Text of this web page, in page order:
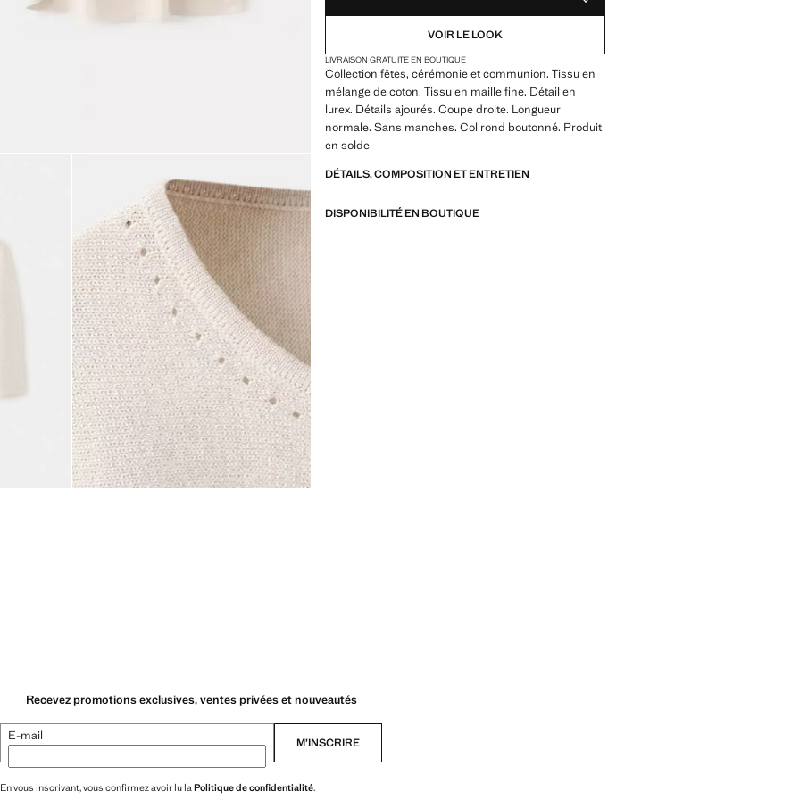
VOIR LE LOOK
LIVRAISON GRATUITE EN BOUTIQUE
Collection fêtes, cérémonie et communion. Tissu en
mélange de coton. Tissu en maille fine. Détail en
lurex. Détails ajourés. Coupe droite. Longueur
normale. Sans manches. Col rond boutonné. Produit
en solde
DÉTAILS, COMPOSITION ET ENTRETIEN
DISPONIBILITÉ EN BOUTIQUE
Recevez promotions exclusives, ventes privées et nouveautés
E-mail M’INSCRIRE
En vous inscrivant, vous confirmez avoir lu laPolitique de confidentialité.